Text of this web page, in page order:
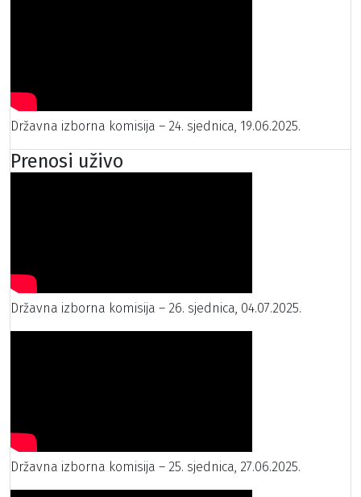
Državna izborna komisija – 24. sjednica, 19.06.2025.
Prenosi uživo
Državna izborna komisija – 26. sjednica, 04.07.2025.
Državna izborna komisija – 25. sjednica, 27.06.2025.